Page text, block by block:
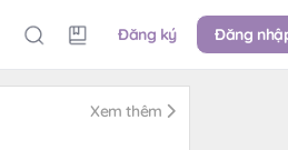
Đăng ký Đăng
Xem thêm